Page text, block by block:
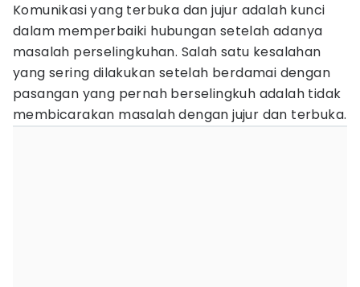
Komunikasi yang terbuka dan jujur adalah kunci
dalam memperbaiki hubungan setelah adanya
masalah perselingkuhan. Salah satu kesalahan
yang sering dilakukan setelah berdamai dengan
pasangan yang pernah berselingkuh adalah tidak
membicarakan masalah dengan jujur dan terbuka.